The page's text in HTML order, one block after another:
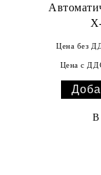
Цена без
Цена с
В